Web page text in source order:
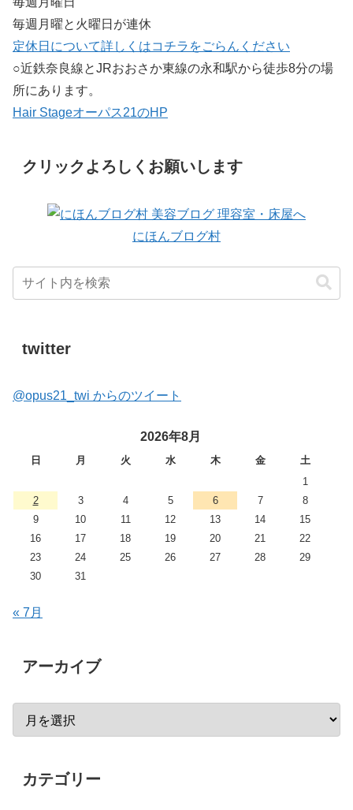
毎週月曜と火曜日が連休
定休日について詳しくはコチラをごらんください
○近鉄奈良線とJRおおさか東線の永和駅から徒歩8分の場
所にあります。
Hair Stageオーパス21のHP
クリックよろしくお願いします
にほんブログ村
twitter
@opus21_twi からのツイート
2026年8月
日 月 火 水 木 金
土
1
2
3 4 5 6 7
8
9
10 11 12 13 14
15
16
17 18 19 20 21
22
23
24 25 26 27 28
29
30
31
« 7月
アーカイブ
カテゴリー